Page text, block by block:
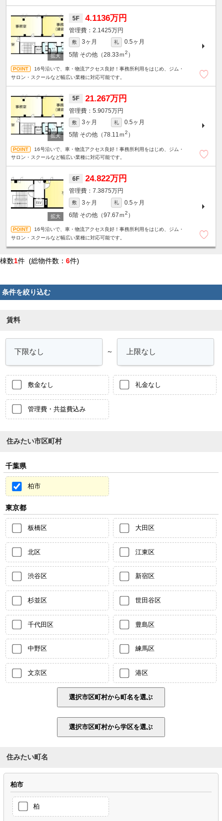
5F 4.1136万円
2.1425万円
敷 3ヶ月 礼
0.5ヶ月
5階 その他（28.33ｍ2 ）
16号沿いで、車・物流アクセス良好！事務所利用をはじめ、ジム・
サロン・スクールなど幅広い業種に対応可能です。
5F 21.267万円
5.9075万円
敷 3ヶ月 礼
0.5ヶ月
5階 その他（78.11ｍ2 ）
16号沿いで、車・物流アクセス良好！事務所利用をはじめ、ジム・
サロン・スクールなど幅広い業種に対応可能です。
6F 24.822万円
7.3875万円
敷 3ヶ月 礼
0.5ヶ月
6階 その他（97.67ｍ2 ）
16号沿いで、車・物流アクセス良好！事務所利用をはじめ、ジム・
サロン・スクールなど幅広い業種に対応可能です。
棟数1件 (総物件数： 6件)
条件を絞り込む
賃料
～
敷金なし 礼金なし
管理費・共益費込み
住みたい市区町村
千葉県
柏市
東京都
板橋区 大田区
北区 江東区
渋谷区 新宿区
杉並区 世田谷区
千代田区 豊島区
中野区 練馬区
文京区 港区
住みたい町名
柏市
柏